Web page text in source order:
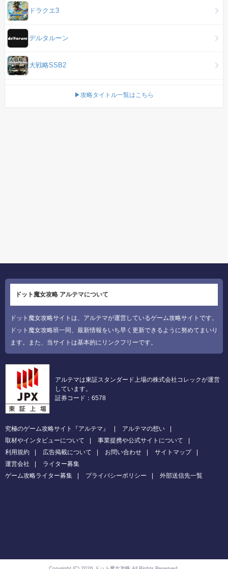
ドラクエ3
デルタルーン
大戦略SSB2
▶攻略タイトル一覧はこちら
ドット魔女攻略 アルテマについて
ドット魔女攻略サイトは、アルテマが運営しているゲーム攻略サイトです。
ドット魔女攻略班一同、最新情報をいち早く更新できるように努めてまいり
ます。また、当サイトは基本的にリンクフリーです。
アルテマは東証スタンダード上場の株式会社コレックが運営
しています。
証券コード：6578
究極のゲーム攻略サイト『アルテマ』
アルテマの想い
取材やインタビューについて
事業提携や公式サイトについて
利用規約
広告掲載について お問い合わせ
サイトマップ
運営会社
ライター募集
ゲーム攻略ライター募集
プライバシーポリシー 外部送信先一覧